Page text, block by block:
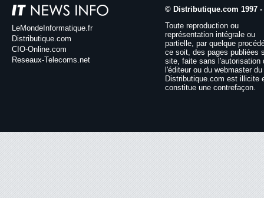
LeMondeInformatique.fr
Distributique.com
CIO-Online.com
Reseaux-Telecoms.net
© Distributique.com 1997 -
Toute reproduction ou
représentation intégrale ou
partielle, par quelque
ce soit, des pages publiées
site, faite sans l'autorisation
l'éditeur ou du webmaster
Distributique.com est illicite
constitue une contrefaçon.